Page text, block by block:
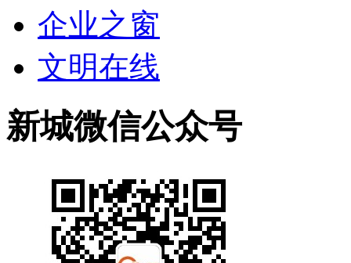
企业之窗
文明在线
新城微信公众号